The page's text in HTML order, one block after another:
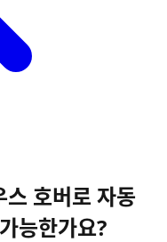
호버로 자동
능한가요?